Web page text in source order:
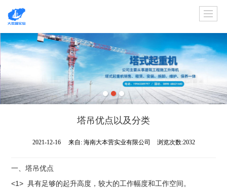
塔吊优点以及分类
2021-12-16 来自: 海南大本营实业有限公司 浏览次数:2032
一、塔吊优点
<1> 具有足够的起升高度，较大的工作幅度和工作空间。